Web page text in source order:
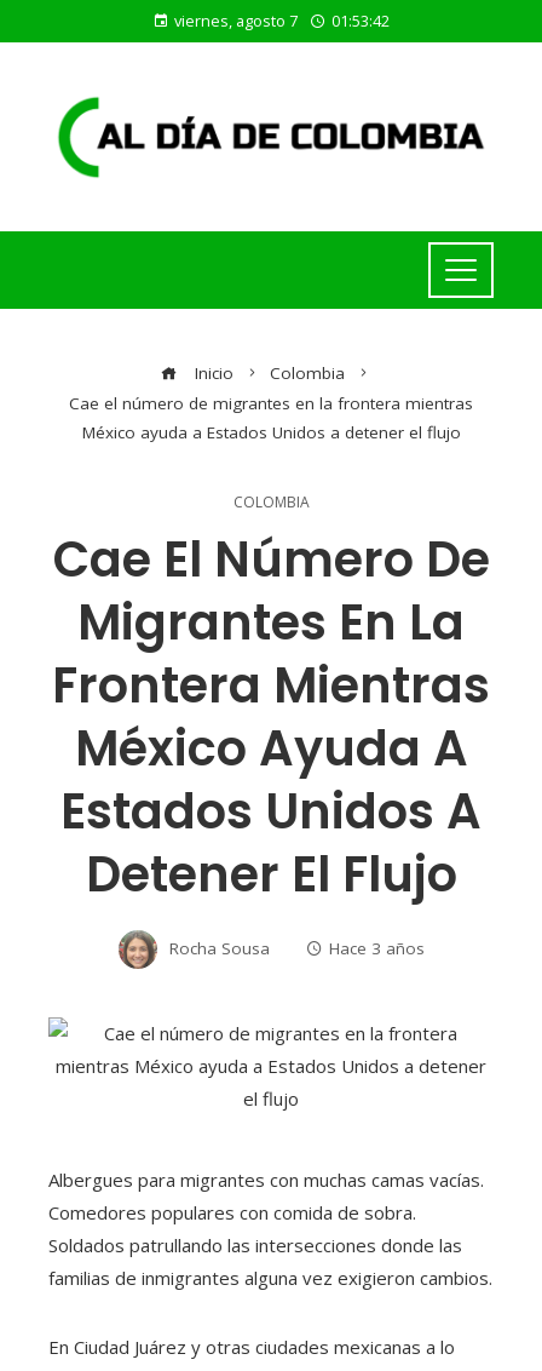
viernes, agosto 7 01:53:43
Inicio
Colombia
Cae el número de migrantes en la frontera mientras
México ayuda a Estados Unidos a detener el flujo
COLOMBIA
Cae El Número De
Migrantes En La
Frontera Mientras
México Ayuda A
Estados Unidos A
Detener El Flujo
Rocha Sousa Hace 3 años
Albergues para migrantes con muchas camas vacías.
Comedores populares con comida de sobra.
Soldados patrullando las intersecciones donde las
familias de inmigrantes alguna vez exigieron cambios.
En Ciudad Juárez y otras ciudades mexicanas a lo